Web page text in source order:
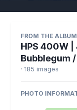
FROM THE
HPS 400W
Bubblegum
· 185 images
PHOTO